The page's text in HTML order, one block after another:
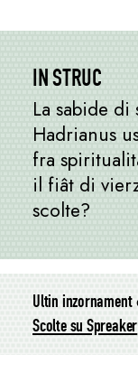
IN STRUC
La sabide
Hadrianus
fra
il fiât di
scolte?
Ultin inzornament
Scolte su Spreaker